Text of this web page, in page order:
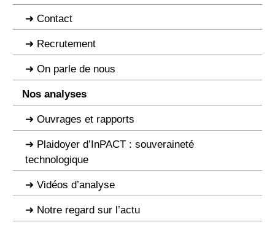
Contact
Recrutement
On parle de nous
Nos analyses
Ouvrages et rapports
Plaidoyer d’InPACT : souveraineté
technologique
Vidéos d’analyse
Notre regard sur l’actu